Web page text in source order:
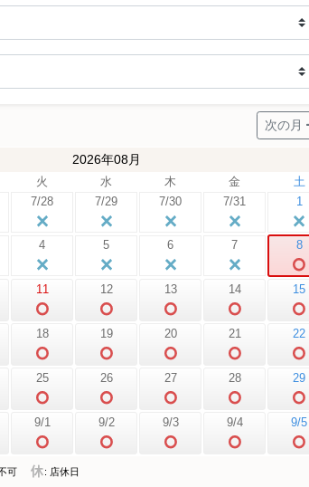
次の月
2026年08月
火 水 木 金
土
7/28 7/29 7/30 7/31 1
4 5 6 7 8
11 12 13 14 15
18 19 20 21 22
25 26 27 28 29
9/1 9/2 9/3 9/4 9/5
可 : 店休日